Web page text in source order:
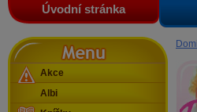
Úvodní stránka
Menu
Akce
Albi